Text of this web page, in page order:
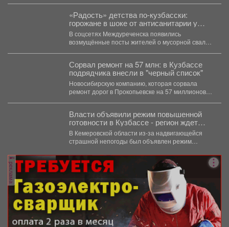
«Радость» детства по-кузбасски:
горожане в шоке от антисанитарии у
детского сада
В соцсетях Междуреченска появились
возмущённые посты жителей о мусорной свалке,
Сорвал ремонт на 57 млн: в Кузбассе
подрядчика внесли в "черный список"
Новосибирскую компанию, которая сорвала
ремонт дорог в Прокопьевске на 57 миллионов
Власти объявили режим повышенной
готовности в Кузбассе - регион ждет
удар стихии
В Кемеровской области из-за надвигающейся
страшной непогоды был объявлен режим
которое...
реклама